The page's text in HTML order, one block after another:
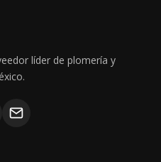
líder de plomería y